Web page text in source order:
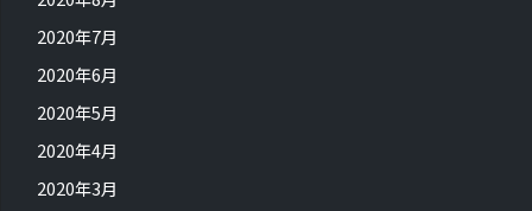
2020年7月
2020年6月
2020年5月
2020年4月
2020年3月